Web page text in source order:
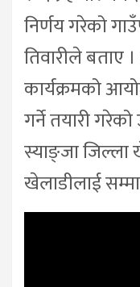
निर्णय गरेको
तिवारीले बताए
कार्यक्रमको
गर्ने तयारी
स्याङ्जा
खेलाडीलाई